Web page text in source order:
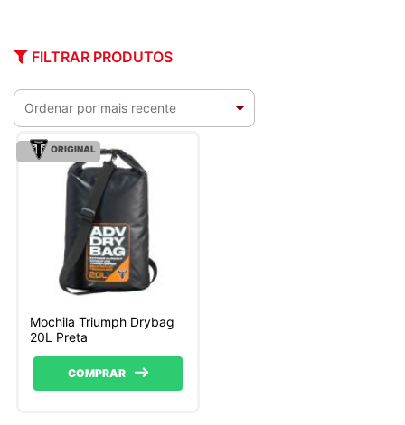
FILTRAR PRODUTOS
ORIGINAL
Mochila Triumph Drybag
20L Preta
COMPRAR